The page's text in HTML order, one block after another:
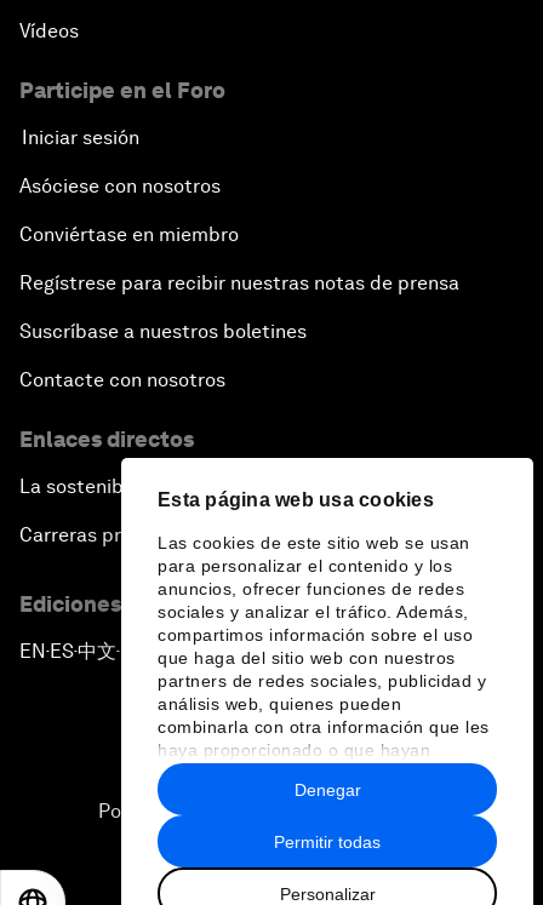
Esta página web usa cookies
Las cookies de este sitio web se usan
para personalizar el contenido y los
anuncios, ofrecer funciones de redes
sociales y analizar el tráfico. Además,
compartimos información sobre el uso
que haga del sitio web con nuestros
partners de redes sociales, publicidad y
análisis web, quienes pueden
combinarla con otra información que les
haya proporcionado o que hayan
recopilado a partir del uso que haya
hecho de sus servicios.
Permitir todas
Personalizar
Denegar
Vídeos
Participe en el Foro
Iniciar sesión
Asóciese con nosotros
Conviértase en miembro
Regístrese para recibir nuestras notas de prensa
Suscríbase a nuestros boletines
Contacte con nosotros
Enlaces directos
La sostenibilidad en el Foro
Carreras profesionales
Ediciones en otros idiomas
EN ▪ES▪中文▪ 日本語
Política de privacidad y normas de uso
Sitemap